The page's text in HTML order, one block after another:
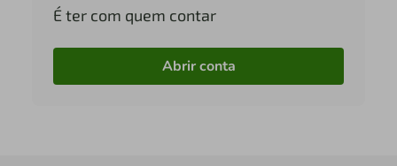
É ter com quem contar
Abrir conta